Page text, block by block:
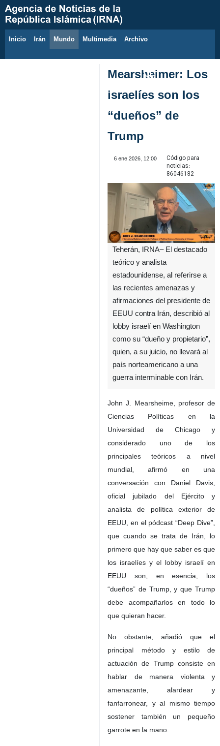
Inicio Irán Mundo Multimedia َArchivo
Mearsheimer: Los
israelíes son los
“dueños” de
Trump
6 ene 2026, 12:00
Código para
noticias:
86046182
Teherán, IRNA– El destacado
teórico y analista
estadounidense, al referirse a
las recientes amenazas y
afirmaciones del presidente de
EEUU contra Irán, describió al
lobby israelí en Washington
como su “dueño y propietario”,
quien, a su juicio, no llevará al
país norteamericano a una
guerra interminable con Irán.
John J. Mearsheime, profesor de
Ciencias Políticas en la
Universidad de Chicago y
considerado uno de los
principales teóricos a nivel
mundial, afirmó en una
conversación con Daniel Davis,
oficial jubilado del Ejército y
analista de política exterior de
EEUU, en el pódcast “Deep Dive”,
que cuando se trata de Irán, lo
primero que hay que saber es que
los israelíes y el lobby israelí en
EEUU son, en esencia, los
“dueños” de Trump, y que Trump
debe acompañarlos en todo lo
que quieran hacer.
No obstante, añadió que el
principal método y estilo de
actuación de Trump consiste en
hablar de manera violenta y
amenazante, alardear y
fanfarronear, y al mismo tiempo
sostener también un pequeño
garrote en la mano.